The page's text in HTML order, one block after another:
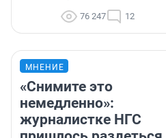
76 247 12
МНЕНИЕ
«Снимите это
немедленно»:
журналистке НГС